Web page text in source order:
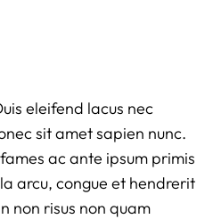
eleifend lacus nec
sit amet sapien nunc.
ac ante ipsum primis
arcu, congue et hendrerit
non risus non quam